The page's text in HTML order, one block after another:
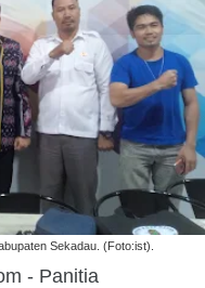
Sekadau. (Foto:ist).
- Panitia